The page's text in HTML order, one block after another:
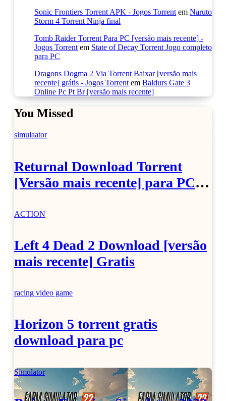
Sonic Frontiers Torrent APK - Jogos Torrentem Naruto
Storm 4 Torrent Ninja final
Tomb Raider Torrent Para PC [versão mais recente] -
Jogos Torrentem State of Decay Torrent Jogo completo
para PC
Dragons Dogma 2 Via Torrent Baixar [versão mais
recente] grátis - Jogos Torrentem Baldurs Gate 3
Online Pc Pt Br [versão mais recente]
You Missed
simulaator
Returnal Download Torrent
[Versão mais recente] para PC
ACTION
Left 4 Dead 2 Download [versão
mais recente] Gratis
racing video game
Horizon 5 torrent gratis
download para pc
Simulator